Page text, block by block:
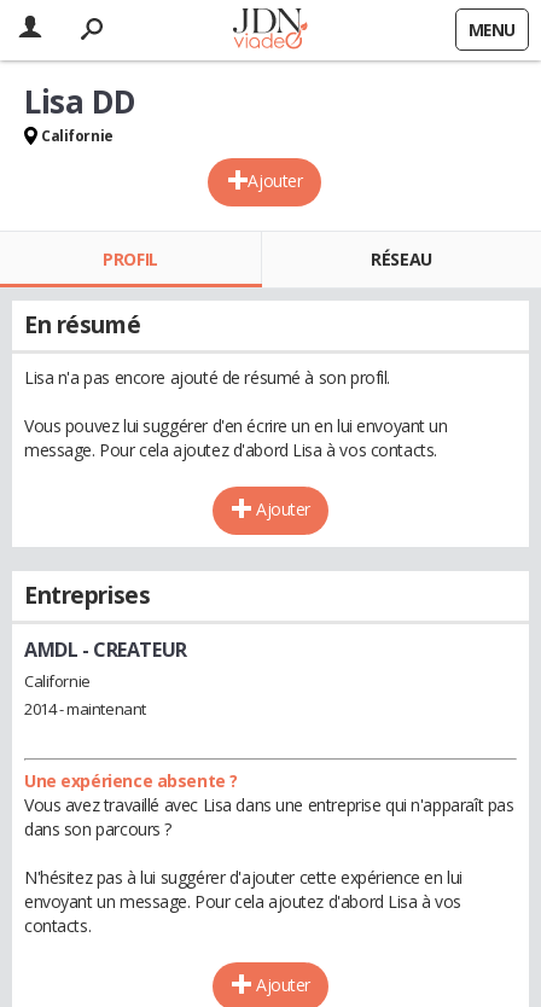
MENU
Ajouter
Lisa DD
Californie
PROFIL RÉSEAU
En résumé
Lisa n'a pas encore ajouté de résumé à son profil.
Vous pouvez lui suggérer d'en écrire un en lui envoyant un
message. Pour cela ajoutez d'abord Lisa à vos contacts.
Ajouter
Entreprises
AMDL - CREATEUR
Californie
2014 - maintenant
Une expérience absente ?
Vous avez travaillé avec Lisa dans une entreprise qui n'apparaît pas
dans son parcours ?
N'hésitez pas à lui suggérer d'ajouter cette expérience en lui
envoyant un message. Pour cela ajoutez d'abord Lisa à vos
contacts.
Ajouter